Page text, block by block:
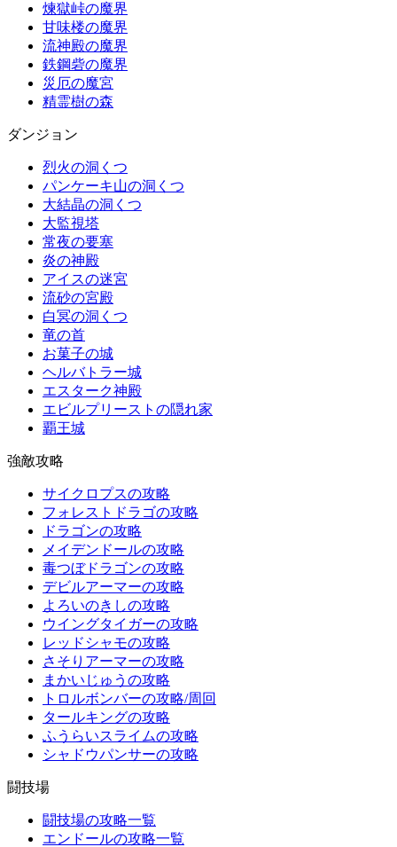
煉獄峠の魔界
甘味楼の魔界
流神殿の魔界
鉄鋼砦の魔界
災厄の魔宮
精霊樹の森
ダンジョン
烈火の洞くつ
パンケーキ山の洞くつ
大結晶の洞くつ
大監視塔
常夜の要塞
炎の神殿
アイスの迷宮
流砂の宮殿
白冥の洞くつ
竜の首
お菓子の城
ヘルバトラー城
エスターク神殿
エビルプリーストの隠れ家
覇王城
強敵攻略
サイクロプスの攻略
フォレストドラゴの攻略
ドラゴンの攻略
メイデンドールの攻略
毒つぼドラゴンの攻略
デビルアーマーの攻略
よろいのきしの攻略
ウイングタイガーの攻略
レッドシャモの攻略
さそりアーマーの攻略
まかいじゅうの攻略
トロルボンバーの攻略/周回
タールキングの攻略
ふうらいスライムの攻略
シャドウパンサーの攻略
闘技場
闘技場の攻略一覧
エンドールの攻略一覧